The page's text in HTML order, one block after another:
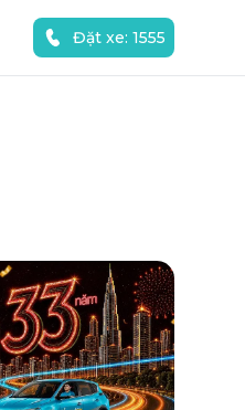
Đặt xe: 1555